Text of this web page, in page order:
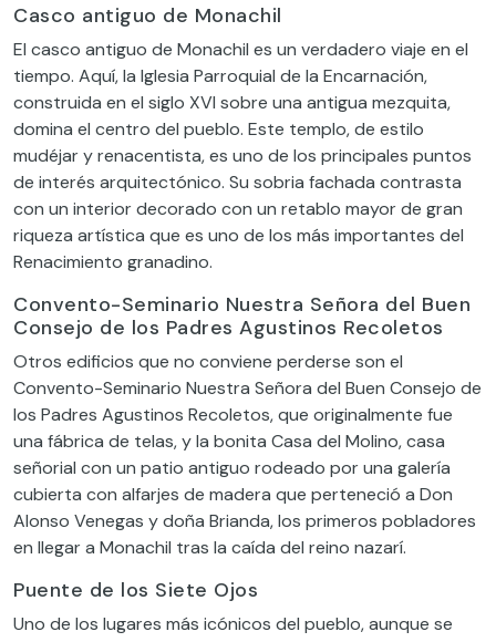
Casco antiguo de Monachil
El casco antiguo de Monachil es un verdadero viaje en el
tiempo. Aquí, la Iglesia Parroquial de la Encarnación,
construida en el siglo XVI sobre una antigua mezquita,
domina el centro del pueblo. Este templo, de estilo
mudéjar y renacentista, es uno de los principales puntos
de interés arquitectónico. Su sobria fachada contrasta
con un interior decorado con un retablo mayor de gran
riqueza artística que es uno de los más importantes del
Renacimiento granadino.
Convento-Seminario Nuestra Señora del Buen
Consejo de los Padres Agustinos Recoletos
Otros edificios que no conviene perderse son el
Convento-Seminario Nuestra Señora del Buen Consejo de
los Padres Agustinos Recoletos, que originalmente fue
una fábrica de telas, y la bonita Casa del Molino, casa
señorial con un patio antiguo rodeado por una galería
cubierta con alfarjes de madera que perteneció a Don
Alonso Venegas y doña Brianda, los primeros pobladores
en llegar a Monachil tras la caída del reino nazarí.
Puente de los Siete Ojos
Uno de los lugares más icónicos del pueblo, aunque se